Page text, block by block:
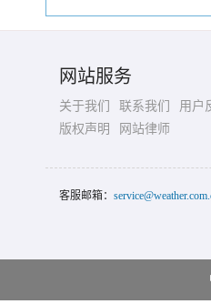
网站服务
关于我们 联系我们
用户
版权声明
网站律师
客服邮箱：